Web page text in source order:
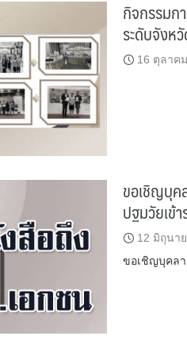
กิจกรรมก
ระดับจังห
16 ตุลาค
ขอเชิญบุค
ปฐมวัยเข้
12 มิถุนา
ขอเชิญบุคล